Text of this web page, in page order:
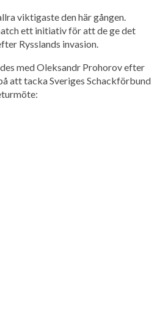
viktigaste den här gången.
ett initiativ för att de ge det
Rysslands invasion.
med Oleksandr Prohorov efter
att tacka Sveriges Schackförbund